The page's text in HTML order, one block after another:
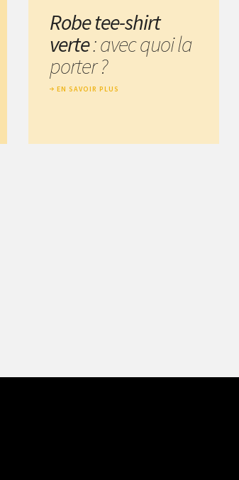
Robe tee-shirt
verte: avec quoi la
porter ?
EN SAVOIR PLUS